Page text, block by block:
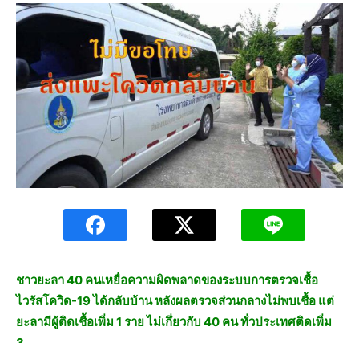
ชาวยะลา 40 คนเหยื่อความผิดพลาดของระบบการตรวจเชื้อ
ไวรัสโควิด-19 ได้กลับบ้าน หลังผลตรวจส่วนกลางไม่พบเชื้อ แต่
ยะลามีผู้ติดเชื้อเพิ่ม 1 ราย ไม่เกึ่ยวกับ 40 คน ทั่วประเทศติดเพิ่ม